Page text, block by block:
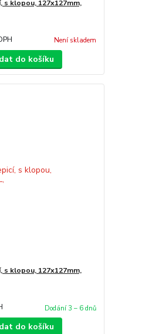
s klopou, 127x127mm,
Není skladem
do košíku
s klopou, 127x127mm,
Dodání 3 – 6 dnů
do košíku